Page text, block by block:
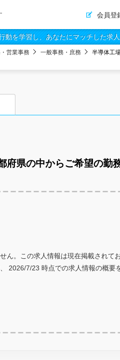
会員登
動を学習し、あなたにマッチした求人
営業事務 一般事務・庶務
半導体工
県の中からご希望の勤
ん。この求人情報は現在掲載されて
2026/7/23 時点での求人情報の概要